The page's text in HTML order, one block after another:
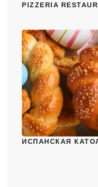
PIZZERIA
ИСПАНСКАЯ